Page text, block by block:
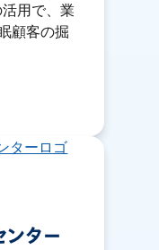
用で、業
顧客の掘
ター